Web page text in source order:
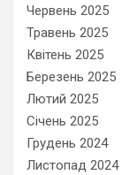
Червень 2025
Травень 2025
Квітень 2025
Березень 2025
Лютий 2025
Січень 2025
Грудень 2024
Листопад 2024